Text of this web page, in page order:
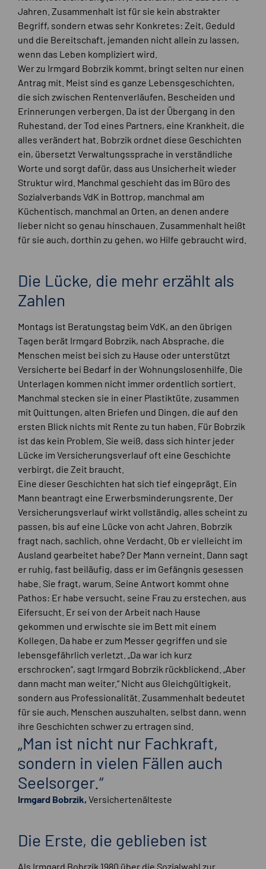
Jahren. Zusammenhalt ist für sie kein abstrakter
Begriff, sondern etwas sehr Konkretes: Zeit, Geduld
und die Bereitschaft, jemanden nicht allein zu lassen,
wenn das Leben kompliziert wird.
Wer zu Irmgard Bobrzik kommt, bringt selten nur einen
Antrag mit. Meist sind es ganze Lebensgeschichten,
die sich zwischen Rentenverläufen, Bescheiden und
Erinnerungen verbergen. Da ist der Übergang in den
Ruhestand, der Tod eines Partners, eine Krankheit, die
alles verändert hat. Bobrzik ordnet diese Geschichten
ein, übersetzt Verwaltungssprache in verständliche
Worte und sorgt dafür, dass aus Unsicherheit wieder
Struktur wird. Manchmal geschieht das im Büro des
Sozialverbands VdK in Bottrop, manchmal am
Küchentisch, manchmal an Orten, an denen andere
lieber nicht so genau hinschauen. Zusammenhalt heißt
für sie auch, dorthin zu gehen, wo Hilfe gebraucht wird.
Die Lücke, die mehr erzählt als
Zahlen
Montags ist Beratungstag beim VdK, an den übrigen
Tagen berät Irmgard Bobrzik, nach Absprache, die
Menschen meist bei sich zu Hause oder unterstützt
Versicherte bei Bedarf in der Wohnungslosenhilfe. Die
Unterlagen kommen nicht immer ordentlich sortiert.
Manchmal stecken sie in einer Plastiktüte, zusammen
mit Quittungen, alten Briefen und Dingen, die auf den
ersten Blick nichts mit Rente zu tun haben. Für Bobrzik
ist das kein Problem. Sie weiß, dass sich hinter jeder
Lücke im Versicherungsverlauf oft eine Geschichte
verbirgt, die Zeit braucht.
Eine dieser Geschichten hat sich tief eingeprägt. Ein
Mann beantragt eine Erwerbsminderungsrente. Der
Versicherungsverlauf wirkt vollständig, alles scheint zu
passen, bis auf eine Lücke von acht Jahren. Bobrzik
fragt nach, sachlich, ohne Verdacht. Ob er vielleicht im
Ausland gearbeitet habe? Der Mann verneint. Dann sagt
er ruhig, fast beiläufig, dass er im Gefängnis gesessen
habe. Sie fragt, warum. Seine Antwort kommt ohne
Pathos: Er habe versucht, seine Frau zu erstechen, aus
Eifersucht. Er sei von der Arbeit nach Hause
gekommen und erwischte sie im Bett mit einem
Kollegen. Da habe er zum Messer gegriffen und sie
lebensgefährlich verletzt. „Da war ich kurz
erschrocken“, sagt Irmgard Bobrzik rückblickend. „Aber
dann macht man weiter.“ Nicht aus Gleichgültigkeit,
sondern aus Professionalität. Zusammenhalt bedeutet
für sie auch, Menschen auszuhalten, selbst dann, wenn
ihre Geschichten schwer zu ertragen sind.
„Man ist nicht nur Fachkraft,
sondern in vielen Fällen auch
Seelsorger.“
Irmgard Bobrzik, Versichertenälteste
Die Erste, die geblieben ist
Als Irmgard Bobrzik 1980 über die Sozialwahl zur